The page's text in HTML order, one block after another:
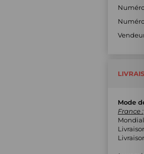
Numéro
Mode
France :